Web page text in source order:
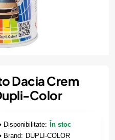
Dacia Crem
Color
Disponibilitate:
În stoc
Brand: DUPLI-COLOR